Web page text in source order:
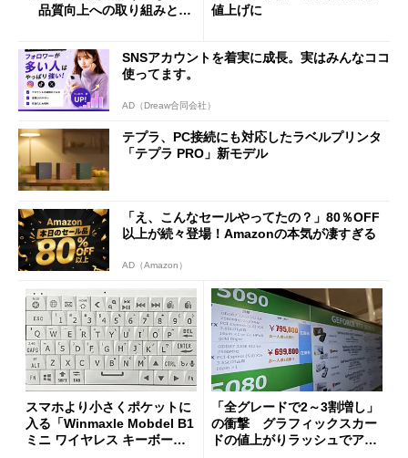
品質向上への取り組みと
値上げに
SNSアカウントを着実に成長。実はみんなココ
使ってます。
AD（Dreaw合同会社）
テプラ、PC接続にも対応したラベルプリンタ
「テプラ PRO」新モデル
「え、こんなセールやってたの？」80％OFF
以上が続々登場！Amazonの本気が凄すぎる
AD（Amazon）
スマホより小さくポケットに
入る「Winmaxle Mobdel B1
ミニ ワイヤレス キーボー
「全グレードで2～3割増し」
の衝撃 グラフィックスカー
ドの値上がりラッシュでアキ